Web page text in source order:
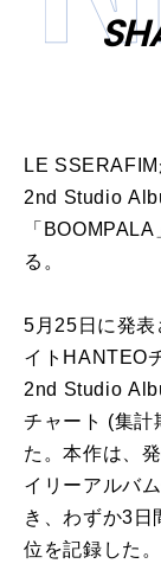
LE SSERAFIM
2nd Studio
「BOOMPALA
る。
5 月25日に発
イトHANTEO
2nd Studio
チャート (集計
た。本作は、
イリーアルバム
き、わずか3 日
位を記録した